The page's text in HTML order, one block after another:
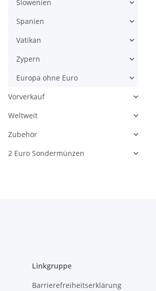
Slowenien
Spanien
Vatikan
Zypern
Europa ohne Euro
Vorverkauf
Weltweit
Zubehör
2 Euro Sondermünzen
Linkgruppe
Barrierefreiheitserklärung